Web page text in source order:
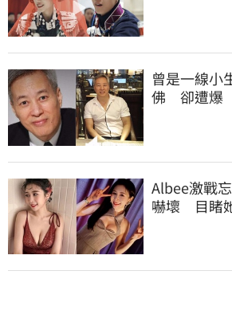
曾是一線小
佛 卻遭爆
Albee激戰
嚇壞 目睹